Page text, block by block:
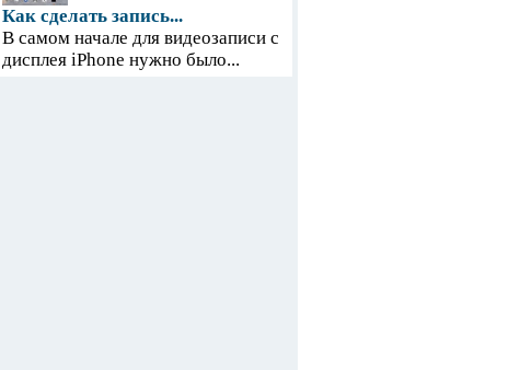
Как сделать запись...
В самом начале для видеозаписи с
дисплея iPhone нужно было...